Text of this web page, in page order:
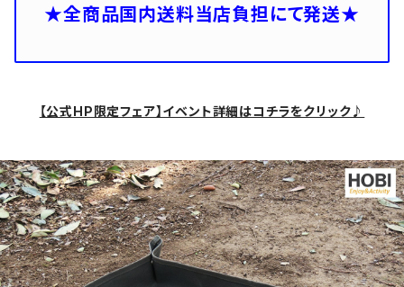
ト キャンプ 焚火 アウトドア 車 釣り
収納 トレー ブラックカーキ 軍幕 [M
OUTDOOR】
★全商品国内送料当店負担にて発送★
【公式HP限定フェア】イベント詳細はコチラをクリック♪